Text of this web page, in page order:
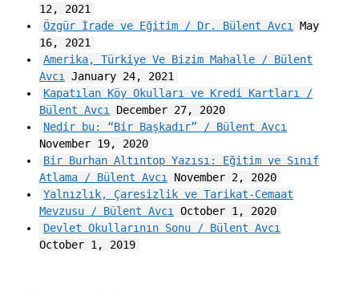
12, 2021
Özgür İrade ve Eğitim / Dr. Bülent Avcı
May
16, 2021
Amerika, Türkiye Ve Bizim Mahalle / Bülent
Avcı
January 24, 2021
Kapatılan Köy Okulları ve Kredi Kartları /
Bülent Avcı
December 27, 2020
Nedir bu: “Bir Başkadır” / Bülent Avcı
November 19, 2020
Bir Burhan Altıntop Yazısı: Eğitim ve Sınıf
Atlama / Bülent Avcı
November 2, 2020
Yalnızlık, Çaresizlik ve Tarikat-Cemaat
Mevzusu / Bülent Avcı
October 1, 2020
Devlet Okullarının Sonu / Bülent Avcı
October 1, 2019